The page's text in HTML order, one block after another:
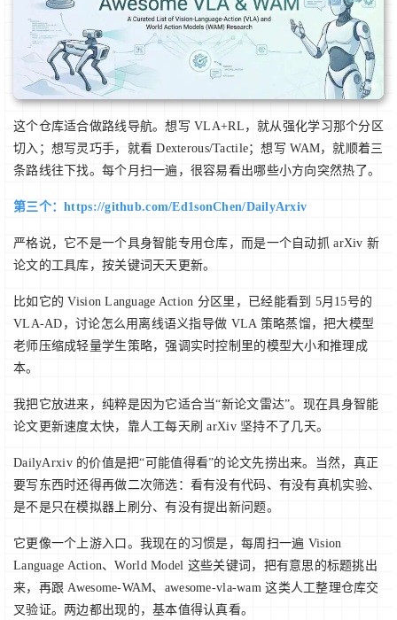
这个仓库适合做路线导航。想写 VLA+RL，就从强化学习那个分区
切入；想写灵巧手，就看 Dexterous/Tactile；想写 WAM，就顺着三
条路线往下找。每个月扫一遍，很容易看出哪些小方向突然热了。
第三个：https://github.com/Ed1sonChen/DailyArxiv
严格说，它不是一个具身智能专用仓库，而是一个自动抓 arXiv 新
论文的工具库，按关键词天天更新。
比如它的 Vision Language Action 分区里，已经能看到 5月15号的
VLA-AD，讨论怎么用离线语义指导做 VLA 策略蒸馏，把大模型
老师压缩成轻量学生策略，强调实时控制里的模型大小和推理成
本。
我把它放进来，纯粹是因为它适合当“新论文雷达”。现在具身智能
论文更新速度太快，靠人工每天刷 arXiv 坚持不了几天。
DailyArxiv 的价值是把“可能值得看”的论文先捞出来。当然，真正
要写东西时还得再做二次筛选：看有没有代码、有没有真机实验、
是不是只在模拟器上刷分、有没有提出新问题。
它更像一个上游入口。我现在的习惯是，每周扫一遍 Vision
Language Action、World Model 这些关键词，把有意思的标题挑出
来，再跟 Awesome-WAM、awesome-vla-wam 这类人工整理仓库交
叉验证。两边都出现的，基本值得认真看。